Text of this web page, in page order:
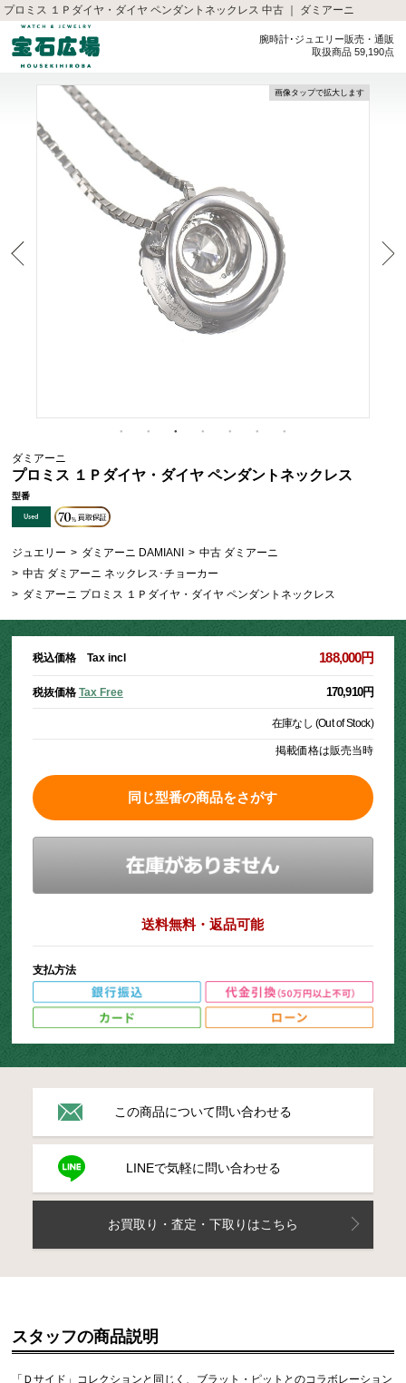
プロミス １Ｐダイヤ・ダイヤ ペンダントネックレス 中古 ｜ ダミアーニ
腕時計･ジュエリー販売・通販
取扱商品 59,190点
画像タップで拡大します
ダミアーニ
プロミス １Ｐダイヤ・ダイヤ ペンダントネックレス
型番
ジュエリー > ダミアーニ DAMIANI > 中古 ダミアーニ
> 中古 ダミアーニ ネックレス･チョーカー
> ダミアーニ プロミス １Ｐダイヤ・ダイヤ ペンダントネックレス
税込価格 Tax incl 188,000円
税抜価格 Tax Free 170,910円
在庫なし (Out of Stock)
掲載価格は販売当時
同じ型番の商品をさがす
送料無料・返品可能
支払方法
この商品について問い合わせる
LINEで気軽に問い合わせる
お買取り・査定・下取りはこちら
スタッフの商品説明
「Ｄサイド」コレクションと同じく、ブラット・ピットとのコラボレーション